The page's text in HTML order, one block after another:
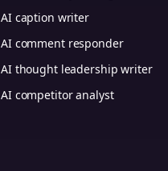
AI caption writer
AI comment responder
AI thought leadership writer
AI competitor analyst